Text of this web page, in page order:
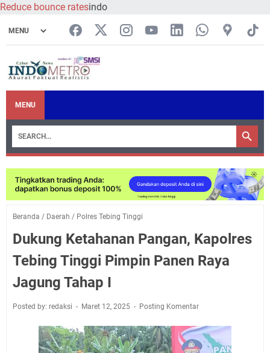
Reduce bounce ratesindo
MENU
Beranda / Daerah / Polres Tebing Tinggi
Dukung Ketahanan Pangan, Kapolres
Tebing Tinggi Pimpin Panen Raya
Jagung Tahap I
Posted by: redaksi Maret 12, 2025 Posting Komentar